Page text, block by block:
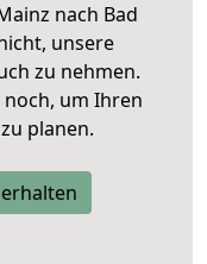
nach Bad
unsere
zu nehmen.
noch, um Ihren
zu planen.